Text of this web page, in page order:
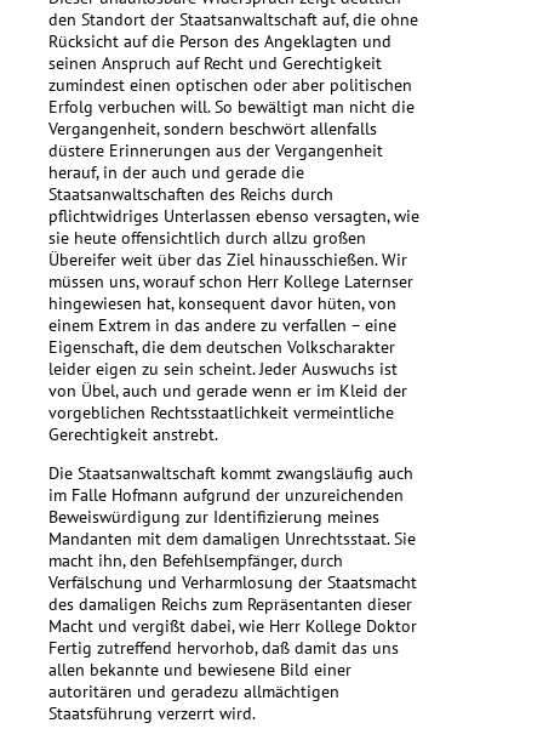
den Standort der Staatsanwaltschaft auf, die ohne
Rücksicht auf die Person des Angeklagten und
seinen Anspruch auf Recht und Gerechtigkeit
zumindest einen optischen oder aber politischen
Erfolg verbuchen will. So bewältigt man nicht die
Vergangenheit, sondern beschwört allenfalls
düstere Erinnerungen aus der Vergangenheit
herauf, in der auch und gerade die
Staatsanwaltschaften des Reichs durch
pflichtwidriges Unterlassen ebenso versagten, wie
sie heute offensichtlich durch allzu großen
Übereifer weit über das Ziel hinausschießen. Wir
müssen uns, worauf schon Herr Kollege Laternser
hingewiesen hat, konsequent davor hüten, von
einem Extrem in das andere zu verfallen – eine
Eigenschaft, die dem deutschen Volkscharakter
leider eigen zu sein scheint. Jeder Auswuchs ist
von Übel, auch und gerade wenn er im Kleid der
vorgeblichen Rechtsstaatlichkeit vermeintliche
Gerechtigkeit anstrebt.
Die Staatsanwaltschaft kommt zwangsläufig auch
im Falle Hofmann aufgrund der unzureichenden
Beweiswürdigung zur Identifizierung meines
Mandanten mit dem damaligen Unrechtsstaat. Sie
macht ihn, den Befehlsempfänger, durch
Verfälschung und Verharmlosung der Staatsmacht
des damaligen Reichs zum Repräsentanten dieser
Macht und vergißt dabei, wie Herr Kollege Doktor
Fertig zutreffend hervorhob, daß damit das uns
allen bekannte und bewiesene Bild einer
autoritären und geradezu allmächtigen
Staatsführung verzerrt wird.